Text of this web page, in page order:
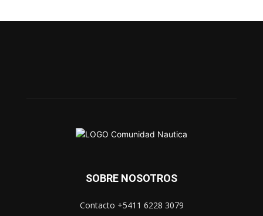
SOBRE NOSOTROS
Contacto +5411 6228 3079